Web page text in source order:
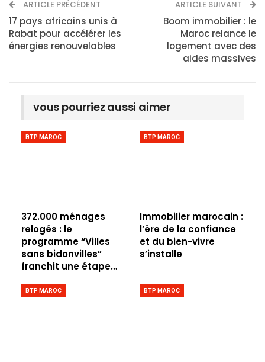
ARTICLE PRÉCÉDENT
17 pays africains unis à
Rabat pour accélérer les
énergies renouvelables
ARTICLE SUIVANT
Boom immobilier : le
Maroc relance le
logement avec des
aides massives
vous pourriez aussi aimer
BTP MAROC
372.000 ménages
relogés : le
programme “Villes
sans bidonvilles”
franchit une étape…
BTP MAROC
Immobilier marocain :
l’ère de la confiance
et du bien-vivre
s’installe
BTP MAROC BTP MAROC